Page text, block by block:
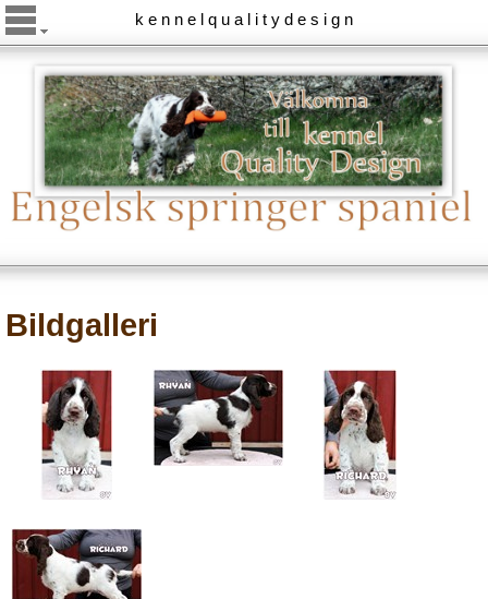
k e n n e l q u a l i t y d e s i g n
Bildgalleri